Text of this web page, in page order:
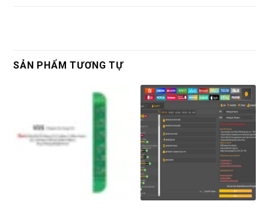
SẢN PHẨM TƯƠNG TỰ